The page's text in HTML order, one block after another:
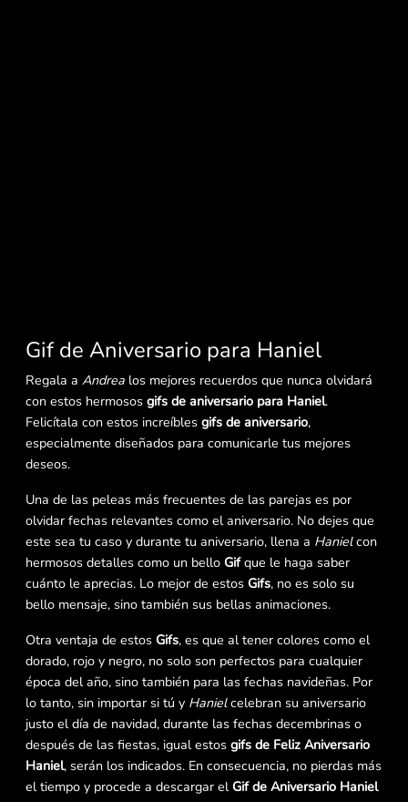
Gif de Aniversario para Haniel
Regala a Andrea los mejores recuerdos que nunca olvidará
con estos hermosos gifs de aniversario para Haniel.
Felicítala con estos increíbles gifs de aniversario,
especialmente diseñados para comunicarle tus mejores
deseos.
Una de las peleas más frecuentes de las parejas es por
olvidar fechas relevantes como el aniversario. No dejes que
este sea tu caso y durante tu aniversario, llena a Hanielcon
hermosos detalles como un bello Gifque le haga saber
cuánto le aprecias. Lo mejor de estos Gifs, no es solo su
bello mensaje, sino también sus bellas animaciones.
Otra ventaja de estos Gifs, es que al tener colores como el
dorado, rojo y negro, no solo son perfectos para cualquier
época del año, sino también para las fechas navideñas. Por
lo tanto, sin importar si tú y Hanielcelebran su aniversario
justo el día de navidad, durante las fechas decembrinas o
después de las fiestas, igual estos gifs de Feliz Aniversario
Haniel, serán los indicados. En consecuencia, no pierdas más
el tiempo y procede a descargar elGif de Aniversario Haniel